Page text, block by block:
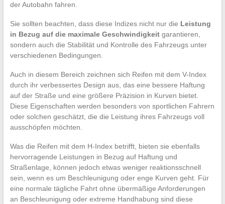
der Autobahn fahren.
Sie sollten beachten, dass diese Indizes nicht nur die Leistung
in Bezug auf die maximale Geschwindigkeitgarantieren,
sondern auch die Stabilität und Kontrolle des Fahrzeugs unter
verschiedenen Bedingungen.
Auch in diesem Bereich zeichnen sich Reifen mit dem V-Index
durch ihr verbessertes Design aus, das eine bessere Haftung
auf der Straße und eine größere Präzision in Kurven bietet.
Diese Eigenschaften werden besonders von sportlichen Fahrern
oder solchen geschätzt, die die Leistung ihres Fahrzeugs voll
ausschöpfen möchten.
Was die Reifen mit dem H-Index betrifft, bieten sie ebenfalls
hervorragende Leistungen in Bezug auf Haftung und
Straßenlage, können jedoch etwas weniger reaktionsschnell
sein, wenn es um Beschleunigung oder enge Kurven geht. Für
eine normale tägliche Fahrt ohne übermäßige Anforderungen
an Beschleunigung oder extreme Handhabung sind diese